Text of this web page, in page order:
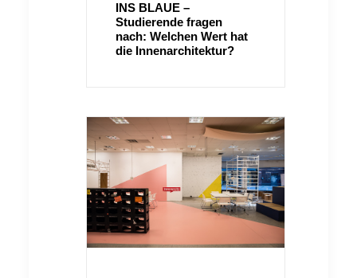
INS BLAUE –
Studierende fragen
nach: Welchen Wert hat
die Innenarchitektur?